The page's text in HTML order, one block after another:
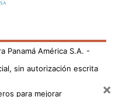
Panamá América S.A. -
sin autorización escrita
para mejorar
×